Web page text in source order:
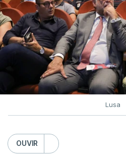
Lusa
OUVIR